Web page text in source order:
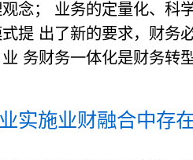
念； 业务的定量化、科
提 出了新的要求，财务
务财务一体化是财务转
实施业财融合中存